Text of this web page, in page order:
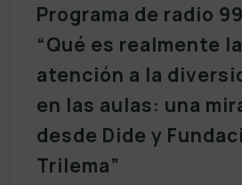
Programa de radio
“Qué es realmente la
atención a la
en las aulas: una
desde Dide y
Trilema”